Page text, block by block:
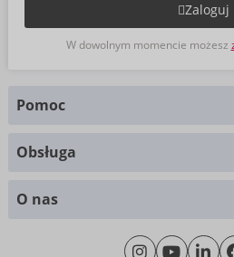
Zaloguj
W dowolnym momencie możesz
Pomoc
Poniedziałek -
Obsługa
O nas
O nas